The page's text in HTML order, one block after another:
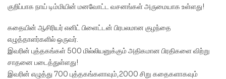
குறிப்பாக நாய் டிம்மியின் மனவோட்ட வசனங்கள் அருமையாக உள்ளது!
கதையின் ஆசிரியர் எனிட் பிளைட்டன் பிரபலமான குழந்தை
எழுத்தாளர்களில் ஒருவர்.
இவரின் புத்தகங்கள் 500 மில்லியனுக்கும் அதிகமான பிரதிகளை விற்று
சாதனை படைத்துள்ளது!
இவரின் எழுத்து 700 புத்தகங்களாவும்,2000 சிறு கதைகளாகவும்